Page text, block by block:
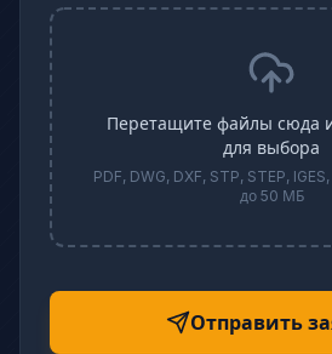
Перетащите файлы сюда
для выбора
PDF, DWG, DXF, STP, STEP,
до 50 МБ
Отправить